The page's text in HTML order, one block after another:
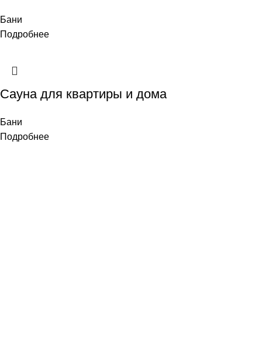
Бани
Подробнее
Сауна для квартиры и дома
Бани
Подробнее